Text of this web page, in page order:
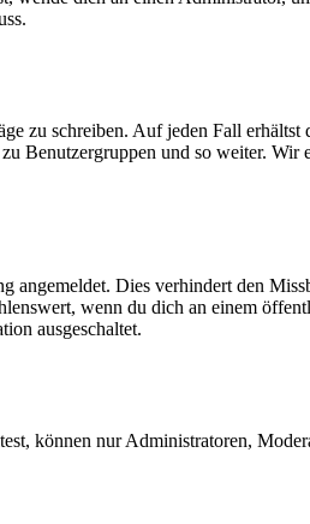
zu schreiben. Auf jeden Fall erhältst
Benutzergruppen und so weiter. Wir
angemeldet. Dies verhindert den
wenn du dich an einem
ausgeschaltet.
können nur Administratoren,